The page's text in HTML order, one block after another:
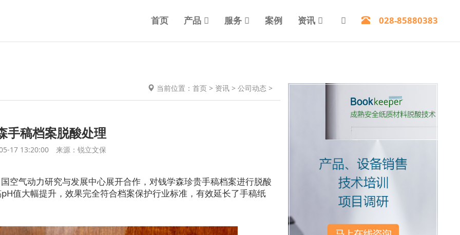
首页 产品 服务 案例 资讯 028-85880383
当前位置： 首页> 资讯> 公司动态>
手稿档案脱酸处理
17 13:20:00 来源：锐立文保
空气动力研究与发展中心展开合作，对钱学森珍贵手稿档案进行脱酸
值大幅提升，效果完全符合档案保护行业标准，有效延长了手稿纸